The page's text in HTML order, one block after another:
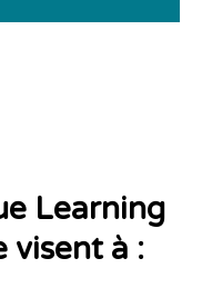
Learning
visent à :